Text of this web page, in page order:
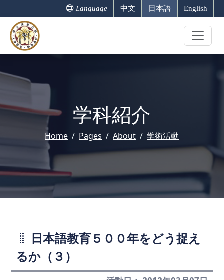
Language 中文 日本語 English
学科紹介
Home Pages About 学術活動
日本語教育５００年をどう捉え
るか（３）